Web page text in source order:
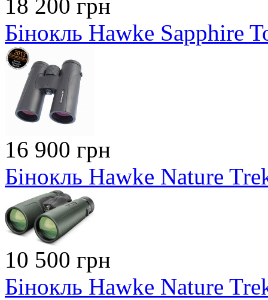
18 200 грн
Бінокль Hawke Sapphire
16 900 грн
Бінокль Hawke Nature
10 500 грн
Бінокль Hawke Nature